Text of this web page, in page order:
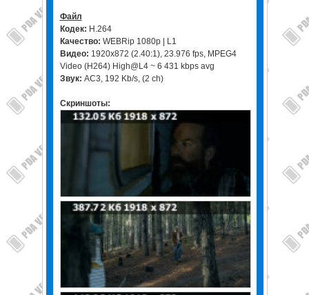
Файл
Кодек: H.264
Качество: WEBRip 1080p | L1
Видео: 1920x872 (2.40:1), 23.976 fps, MPEG4
Video (H264) High@L4 ~ 6 431 kbps avg
Звук: AC3, 192 Kb/s, (2 ch)
Скриншоты: